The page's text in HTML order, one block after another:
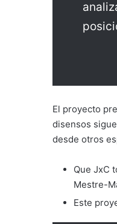
El proyecto
disensos
desde otros
Que JxC
Mestre-
Este